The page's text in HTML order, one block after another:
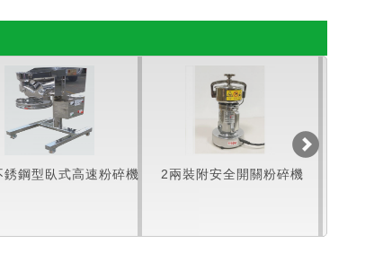
銹鋼型臥式高速粉碎機 2兩裝附安全開關粉碎機